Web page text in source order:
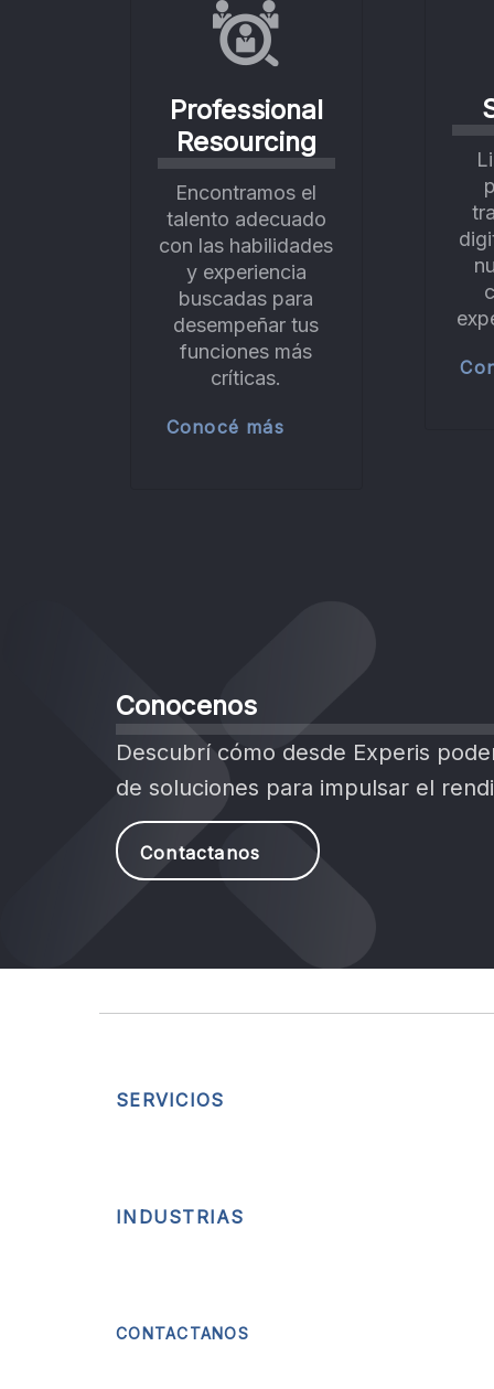
Professional
Resourcing
Encontramos el
talento adecuado
con las habilidades
y experiencia
buscadas para
desempeñar tus
funciones más
críticas.
Conocé más
Conocenos
Descubrí cómo desde Experis
de soluciones para impulsar el
Contactanos
SERVICIOS
INDUSTRIAS
CONTACTANOS